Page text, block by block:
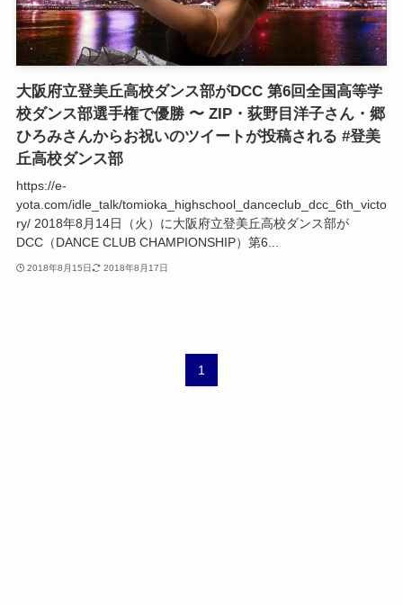
大阪府立登美丘高校ダンス部がDCC 第6回全国高等学
校ダンス部選手権で優勝 〜 ZIP・荻野目洋子さん・郷
ひろみさんからお祝いのツイートが投稿される #登美
丘高校ダンス部
https://e-
yota.com/idle_talk/tomioka_highschool_danceclub_dcc_6th_victo
ry/ 2018年8月14日（火）に大阪府立登美丘高校ダンス部が
DCC（DANCE CLUB CHAMPIONSHIP）第6...
2018年8月15日 2018年8月17日
1